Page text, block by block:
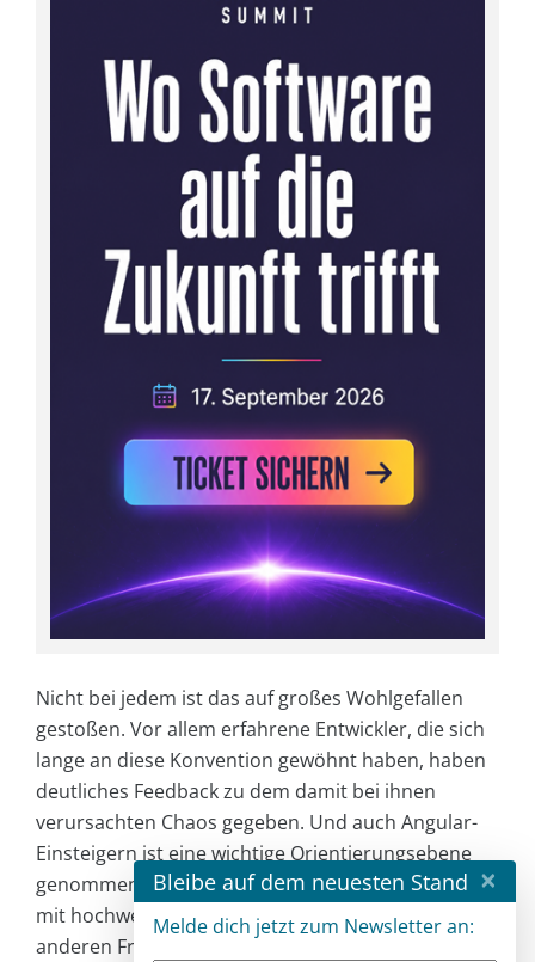
Nicht bei jedem ist das auf großes Wohlgefallen
gestoßen. Vor allem erfahrene Entwickler, die sich
lange an diese Konvention gewöhnt haben, haben
deutliches Feedback zu dem damit bei ihnen
verursachten Chaos gegeben. Und auch Angular-
Einsteigern ist eine wichtige Orientierungsebene
genommen worden - brilliert Angular doch gerade
mit hochwertigen Architekturkonzepten, was vielen
anderen Frameworks fehlt. Mit Angular CLI 21
Bleibe auf dem neuesten Stand ×
Melde dich jetzt zum Newsletter an: